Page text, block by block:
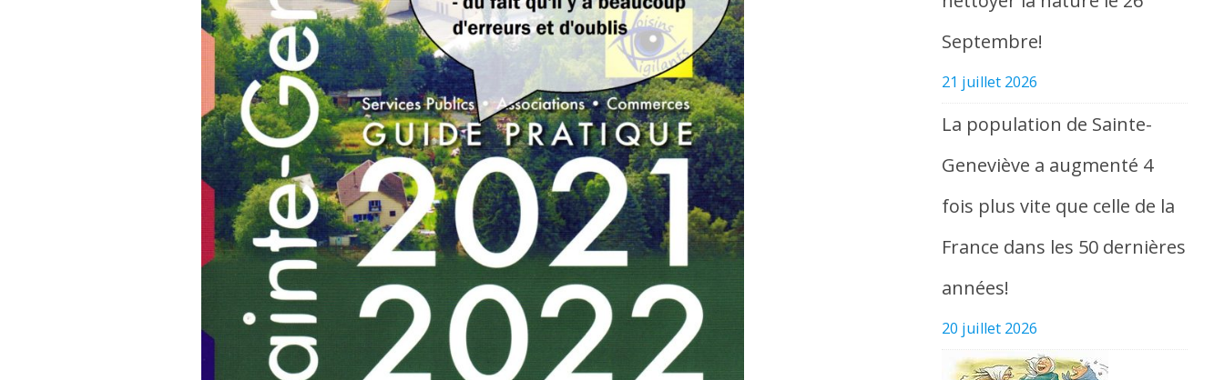
Septembre!
21 juillet 2026
La population de Sainte-
Geneviève a augmenté 4
fois plus vite que celle de la
France dans les 50 dernières
années!
20 juillet 2026